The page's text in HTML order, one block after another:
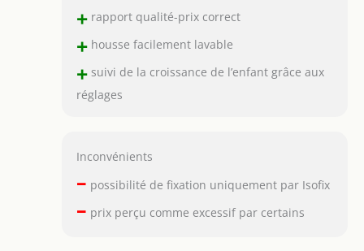
+rapport qualité-prix correct
+housse facilement lavable
+suivi de la croissance de l’enfant grâce aux
réglages
Inconvénients
– possibilité de fixation uniquement par Isofix
– prix perçu comme excessif par certains